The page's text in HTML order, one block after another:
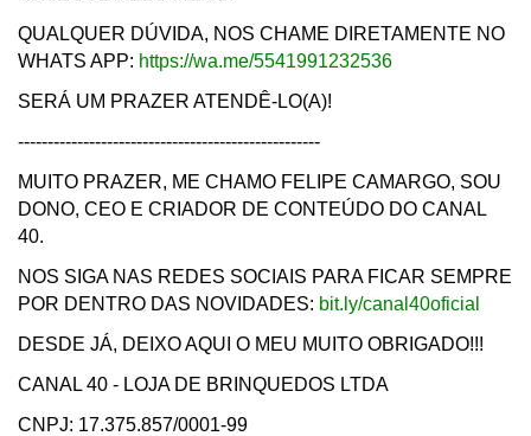
QUALQUER DÚVIDA, NOS CHAME DIRETAMENTE NO
WHATS APP: https://wa.me/5541991232536
SERÁ UM PRAZER ATENDÊ-LO(A)!
---------------------------------------------------
MUITO PRAZER, ME CHAMO FELIPE CAMARGO, SOU
DONO, CEO E CRIADOR DE CONTEÚDO DO CANAL
40.
NOS SIGA NAS REDES SOCIAIS PARA FICAR SEMPRE
POR DENTRO DAS NOVIDADES: bit.ly/canal40oficial
DESDE JÁ, DEIXO AQUI O MEU MUITO OBRIGADO!!!
CANAL 40 - LOJA DE BRINQUEDOS LTDA
CNPJ: 17.375.857/0001-99